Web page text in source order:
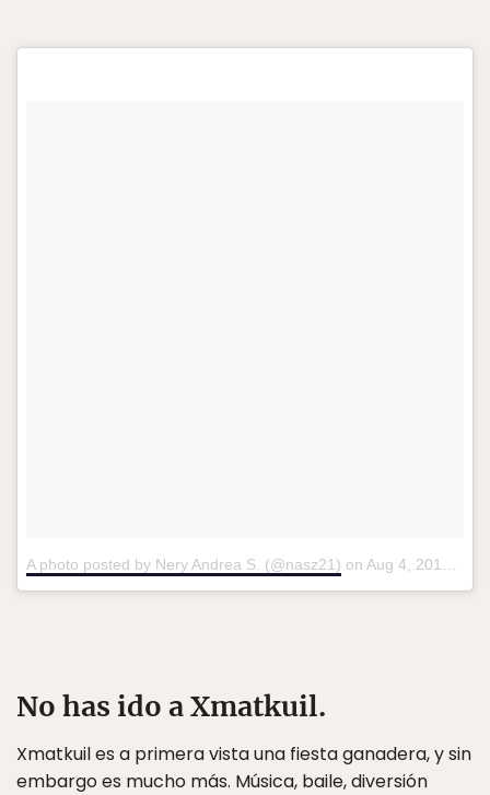
A photo posted by Nery Andrea S. (@nasz21) on Aug 4, 2015 at 2:30pm PDT
No has ido a Xmatkuil.
Xmatkuil es a primera vista una fiesta ganadera, y sin
embargo es mucho más. Música, baile, diversión